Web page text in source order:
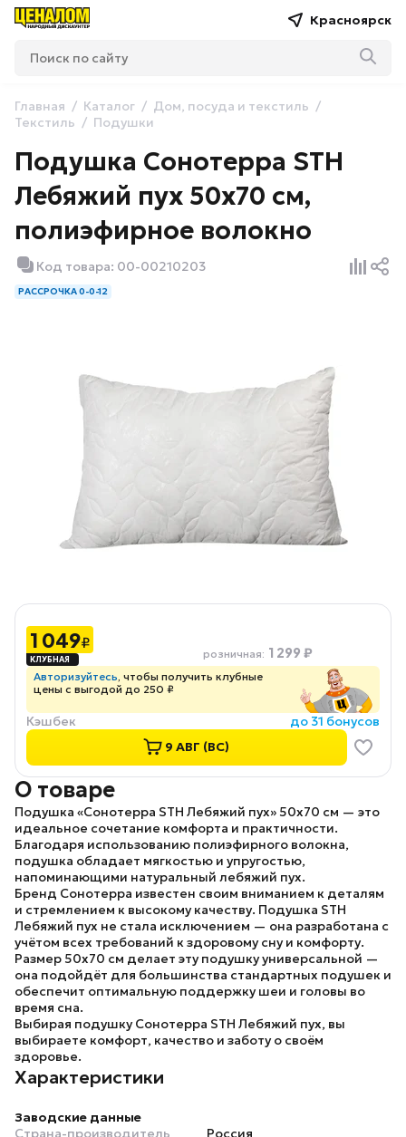
Красноярск
Главная Каталог
Дом, посуда и текстиль
Текстиль
Подушки
Подушка Сонотерра STH
Лебяжий пух 50х70 см,
полиэфирное волокно
Код товара: 00-00210203
РАССРОЧКА 0-0-12
1 049₽
розничная: 1 299 ₽
Авторизуйтесь, чтобы получить клубные
цены с выгодой до 250 ₽
Кэшбек
до 31 бонусов
9 АВГ (ВС)
О товаре
Подушка «Сонотерра STH Лебяжий пух» 50х70 см — это
идеальное сочетание комфорта и практичности.
Благодаря использованию полиэфирного волокна,
подушка обладает мягкостью и упругостью,
напоминающими натуральный лебяжий пух.
Бренд Сонотерра известен своим вниманием к деталям
и стремлением к высокому качеству. Подушка STH
Лебяжий пух не стала исключением — она разработана с
учётом всех требований к здоровому сну и комфорту.
Размер 50х70 см делает эту подушку универсальной —
она подойдёт для большинства стандартных подушек и
обеспечит оптимальную поддержку шеи и головы во
время сна.
Выбирая подушкуСонотерра STH Лебяжий пух, вы
выбираете комфорт, качество и заботу о своём
здоровье.
Характеристики
Заводские данные
Страна-производитель
Россия